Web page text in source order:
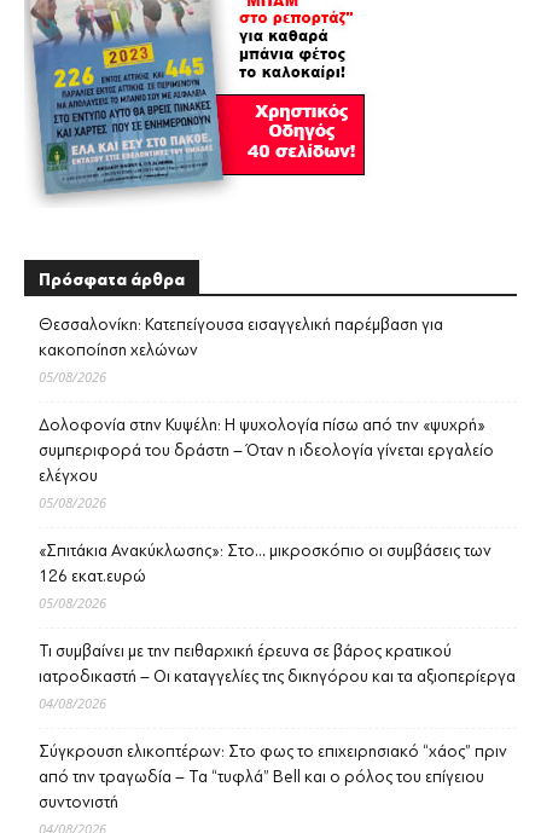
Πρόσφατα άρθρα
Θεσσαλονίκη: Κατεπείγουσα εισαγγελική παρέμβαση για
κακοποίηση χελώνων
05/08/2026
Δολοφονία στην Κυψέλη: Η ψυχολογία πίσω από την «ψυχρή»
συμπεριφορά του δράστη – Όταν η ιδεολογία γίνεται εργαλείο
ελέγχου
05/08/2026
«Σπιτάκια Ανακύκλωσης»: Στο… μικροσκόπιο οι συμβάσεις των
126 εκατ.ευρώ
05/08/2026
Τι συμβαίνει με την πειθαρχική έρευνα σε βάρος κρατικού
ιατροδικαστή – Οι καταγγελίες της δικηγόρου και τα αξιοπερίεργα
04/08/2026
Σύγκρουση ελικοπτέρων: Στο φως το επιχειρησιακό “χάος” πριν
από την τραγωδία – Τα “τυφλά” Bell και ο ρόλος του επίγειου
συντονιστή
04/08/2026